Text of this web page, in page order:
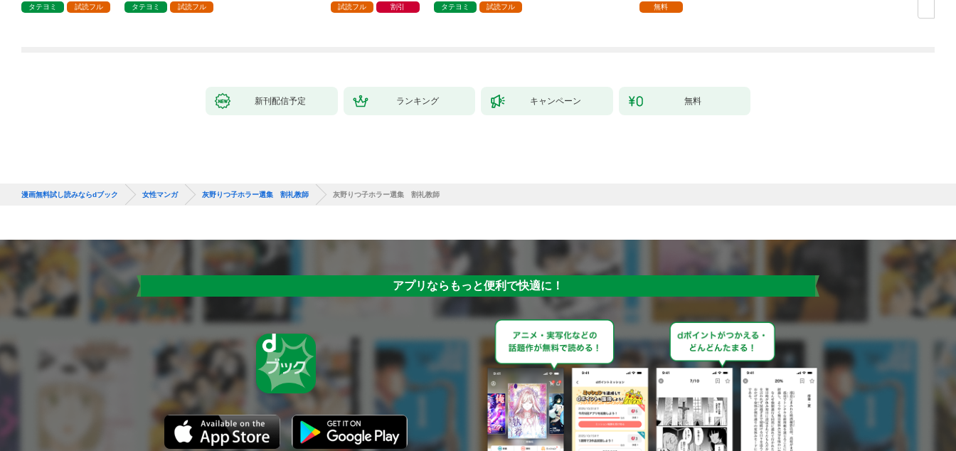
タテヨミ 試読フル タテヨミ 試読フル 試読フル 割引 タテヨミ 試読フル 無料
新刊配信予定 ランキング キャンペーン 無料
漫画無料試し読みならdブック 女性マンガ 灰野りつ子ホラー選集 割礼教師 灰野りつ子ホラー選集 割礼教師
アプリならもっと便利で快適に！